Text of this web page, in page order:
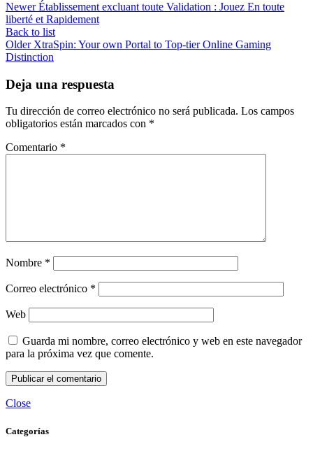
Newer Établissement excluant toute Validation : Jouez En toute
liberté et Rapidement
Back to list
Older XtraSpin: Your own Portal to Top-tier Online Gaming
Distinction
Deja una respuesta
Tu dirección de correo electrónico no será publicada. Los campos
obligatorios están marcados con *
Comentario *
Nombre *
Correo electrónico *
Web
Guarda mi nombre, correo electrónico y web en este navegador
para la próxima vez que comente.
Close
Categorías